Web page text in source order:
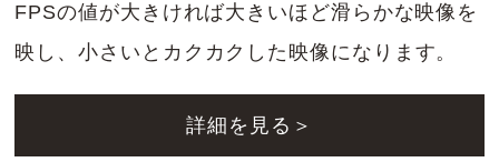
FPSの値が大きければ大きいほど滑らかな映像を
映し、小さいとカクカクした映像になります。
詳細を見る＞